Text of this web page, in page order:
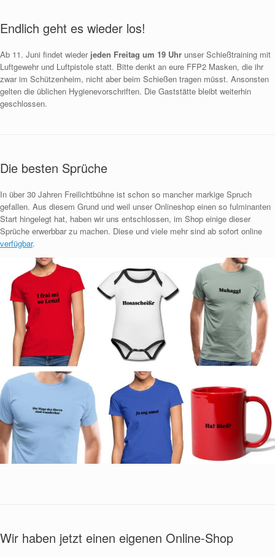
Endlich geht es wieder los!
Ab 11. Juni findet wieder jeden Freitag um 19 Uhr unser Schießtraining mit
Luftgewehr und Luftpistole statt. Bitte denkt an eure FFP2 Masken, die ihr
zwar im Schützenheim, nicht aber beim Schießen tragen müsst. Ansonsten
gelten die üblichen Hygienevorschriften. Die Gaststätte bleibt weiterhin
geschlossen.
Die besten Sprüche
In über 30 Jahren Freilichtbühne ist schon so mancher markige Spruch
gefallen. Aus diesem Grund und weil unser Onlineshop einen so fulminanten
Start hingelegt hat, haben wir uns entschlossen, im Shop einige dieser
Sprüche erwerbbar zu machen. Diese und viele mehr sind ab sofort online
verfügbar.
Wir haben jetzt einen eigenen Online-Shop